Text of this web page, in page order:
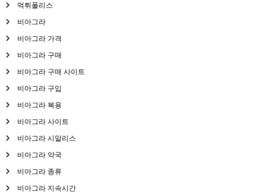
먹튀폴리스
비아그라
비아그라 가격
비아그라 구매
비아그라 구매 사이트
비아그라 구입
비아그라 복용
비아그라 사이트
비아그라 시알리스
비아그라 약국
비아그라 종류
비아그라 지속시간